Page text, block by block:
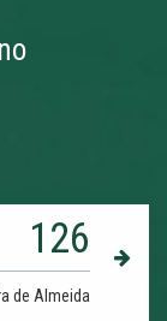
126
de Almeida